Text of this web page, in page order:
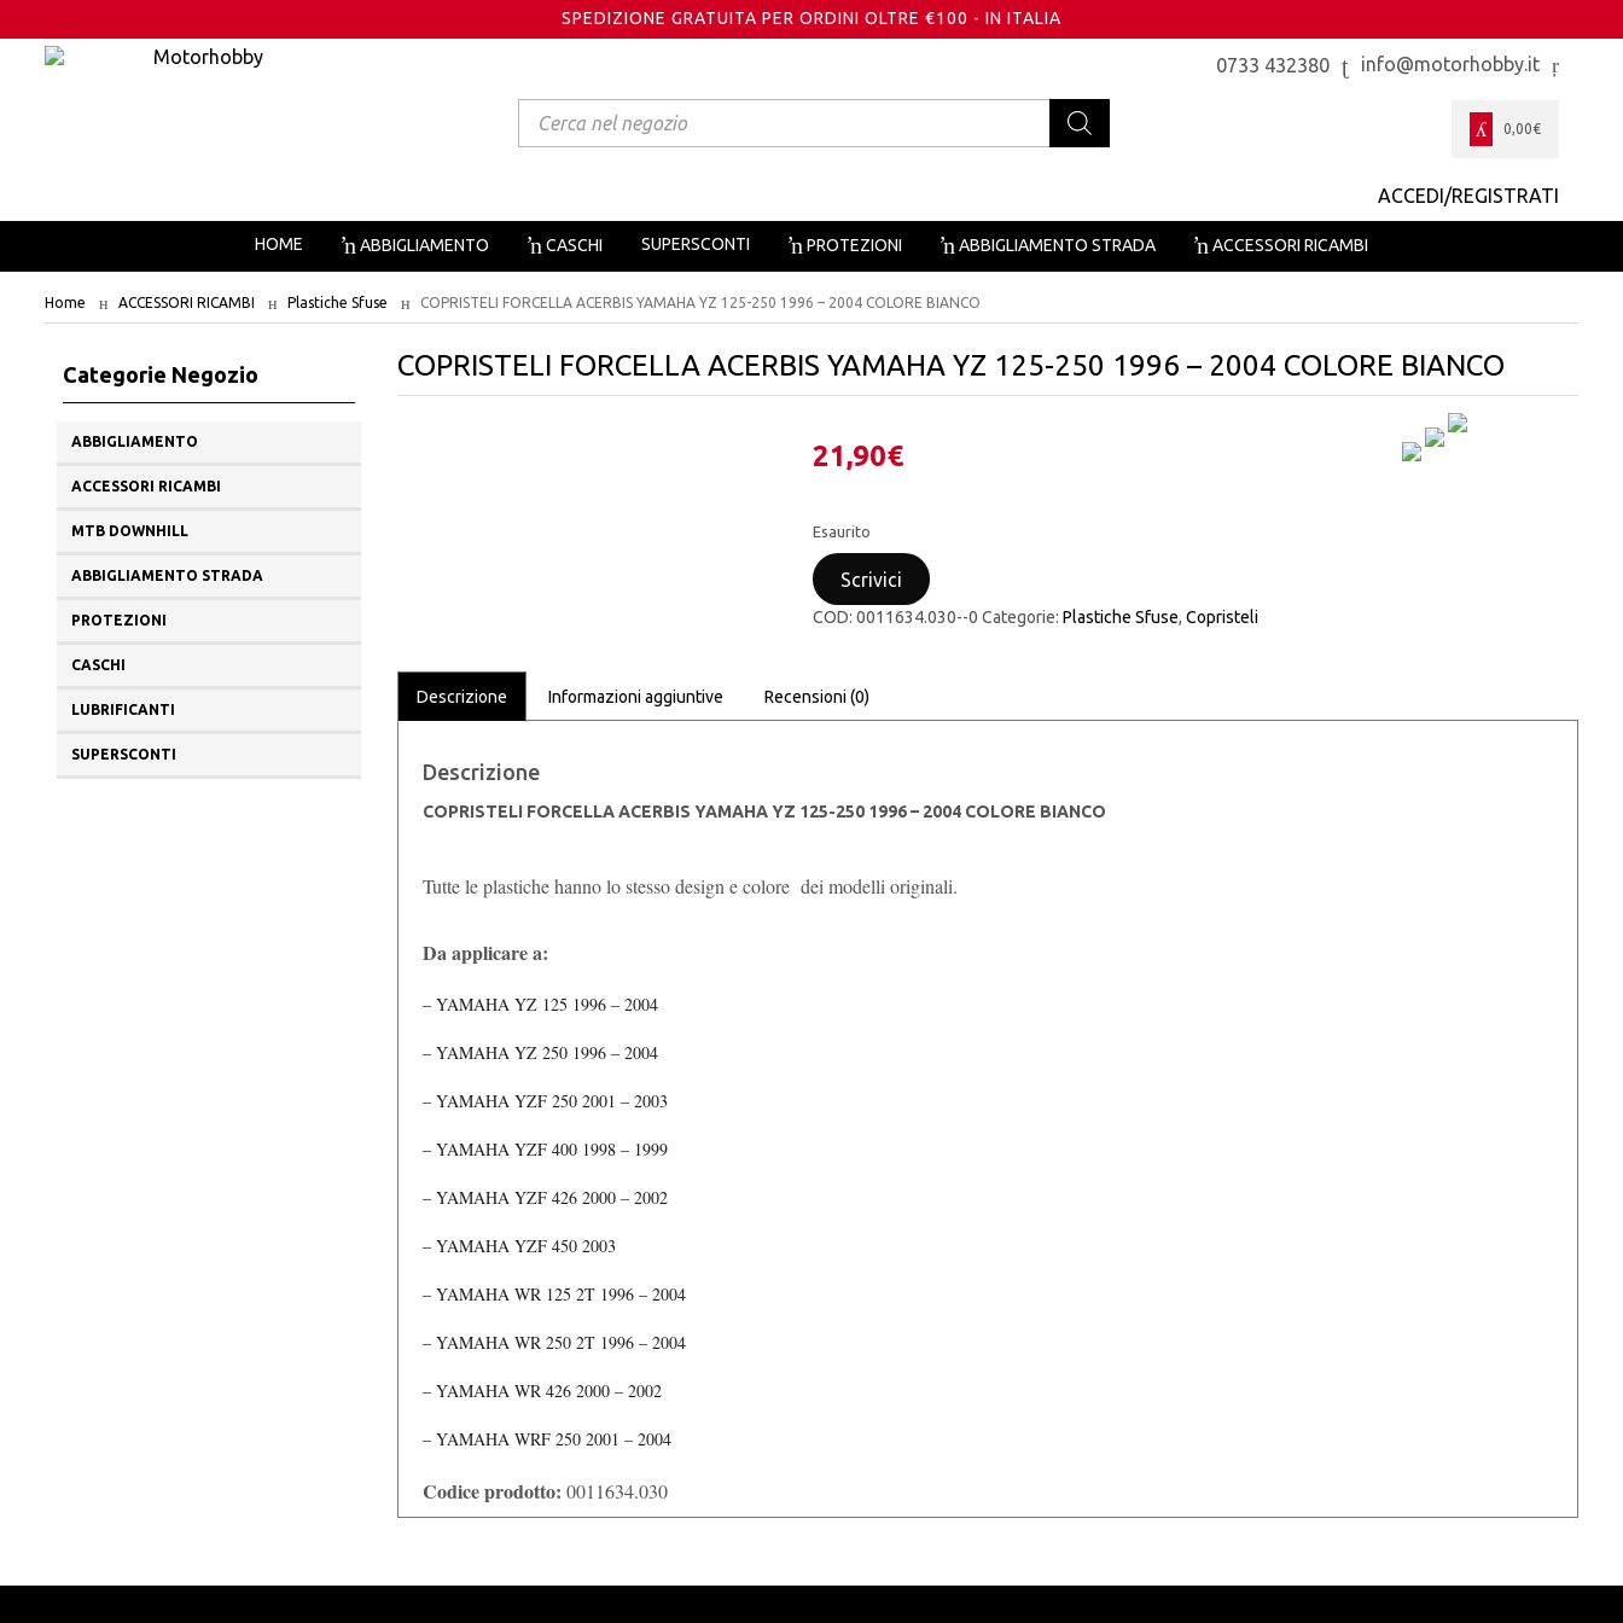
SPEDIZIONE GRATUITA PER ORDINI OLTRE €100 - IN ITALIA
Products
search
info@motorhobby.it
0733 432380
0,00€
ACCEDI/REGISTRATI
HOME ABBIGLIAMENTO CASCHI SUPERSCONTI PROTEZIONI ABBIGLIAMENTO STRADA ACCESSORI RICAMBI
Home ACCESSORI RICAMBI Plastiche Sfuse COPRISTELI FORCELLA ACERBIS YAMAHA YZ 125-250 1996 – 2004 COLORE BIANCO
Categorie Negozio
ABBIGLIAMENTO
ACCESSORI RICAMBI
MTB DOWNHILL
ABBIGLIAMENTO STRADA
PROTEZIONI
CASCHI
LUBRIFICANTI
SUPERSCONTI
COPRISTELI FORCELLA ACERBIS YAMAHA YZ 125-250 1996 – 2004 COLORE BIANCO
21,90€
Esaurito
Scrivici
COD:0011634.030--0 Categorie:Plastiche Sfuse,Copristeli
Descrizione Informazioni aggiuntive Recensioni (0)
Descrizione
COPRISTELI FORCELLA ACERBIS YAMAHA YZ 125-250 1996 – 2004 COLORE BIANCO
Tutte le plastiche hanno lo stesso design e colore dei modelli originali.
Da applicare a:
– YAMAHA YZ 125 1996 – 2004
– YAMAHA YZ 250 1996 – 2004
– YAMAHA YZF 250 2001 – 2003
– YAMAHA YZF 400 1998 – 1999
– YAMAHA YZF 426 2000 – 2002
– YAMAHA YZF 450 2003
– YAMAHA WR 125 2T 1996 – 2004
– YAMAHA WR 250 2T 1996 – 2004
– YAMAHA WR 426 2000 – 2002
– YAMAHA WRF 250 2001 – 2004
Codice prodotto: 0011634.030